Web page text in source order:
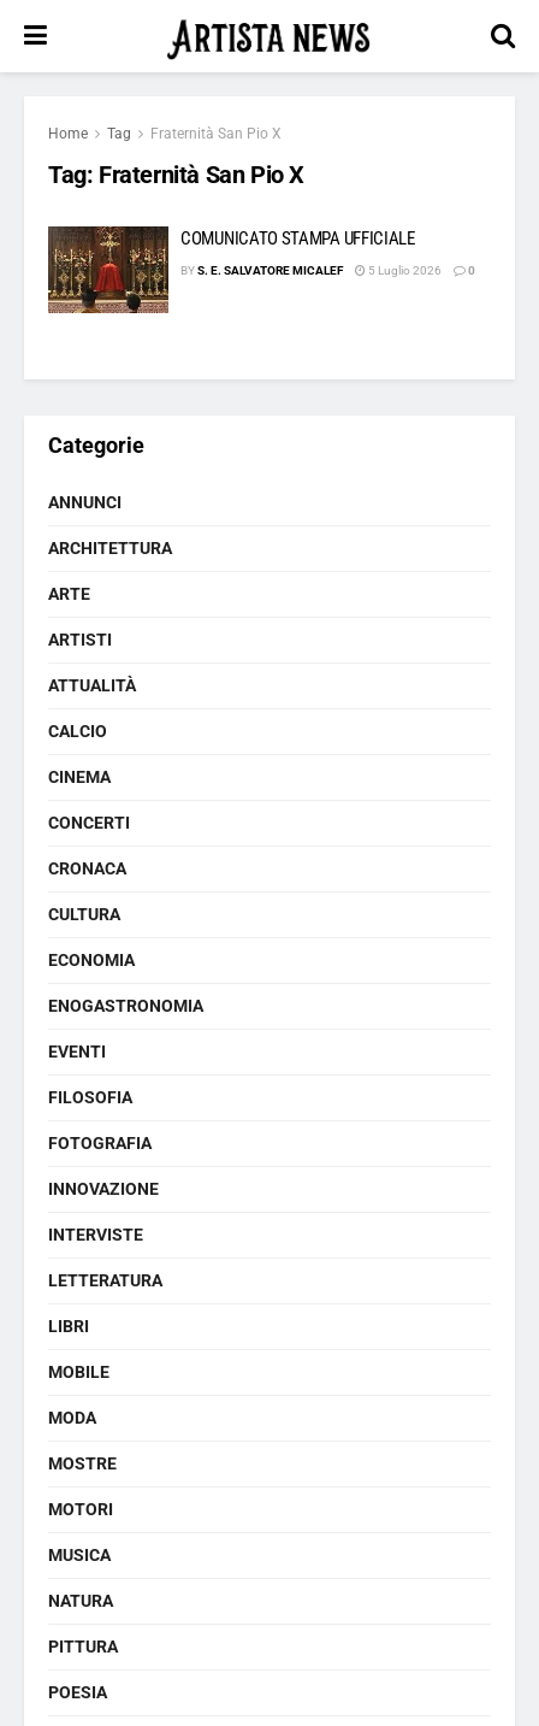
Home Tag Fraternità San Pio X
Tag: Fraternità San Pio X
COMUNICATO STAMPA UFFICIALE
BYS. E. SALVATORE MICALEF 5 Luglio 2026 0
Categorie
ANNUNCI
ARCHITETTURA
ARTE
ARTISTI
ATTUALITÀ
CALCIO
CINEMA
CONCERTI
CRONACA
CULTURA
ECONOMIA
ENOGASTRONOMIA
EVENTI
FILOSOFIA
FOTOGRAFIA
INNOVAZIONE
INTERVISTE
LETTERATURA
LIBRI
MOBILE
MODA
MOSTRE
MOTORI
MUSICA
NATURA
PITTURA
POESIA